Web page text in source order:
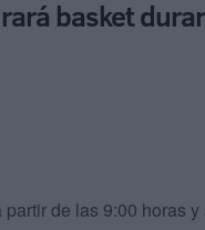
basket
de las 9:00 horas